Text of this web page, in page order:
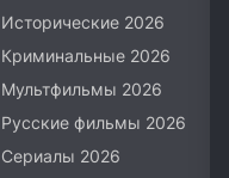
Исторические 2026
Криминальные 2026
Мультфильмы 2026
Русские фильмы 2026
Сериалы 2026